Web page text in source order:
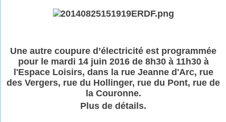
Une autre coupure d’électricité est programmée
pour le mardi 14 juin 2016 de 8h30 à 11h30 à
l'Espace Loisirs, dans la rue Jeanne d'Arc, rue
des Vergers, rue du Hollinger, rue du Pont, rue de
la Couronne.
Plus de détails.